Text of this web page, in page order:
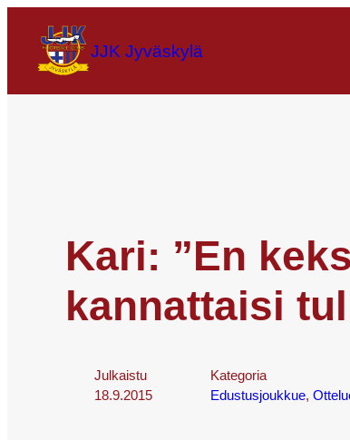
JJK Jyväskylä
Kari: ”En
kannattaisi
Julkaistu
18.9.2015
Kategoria
Edustusjoukkue,